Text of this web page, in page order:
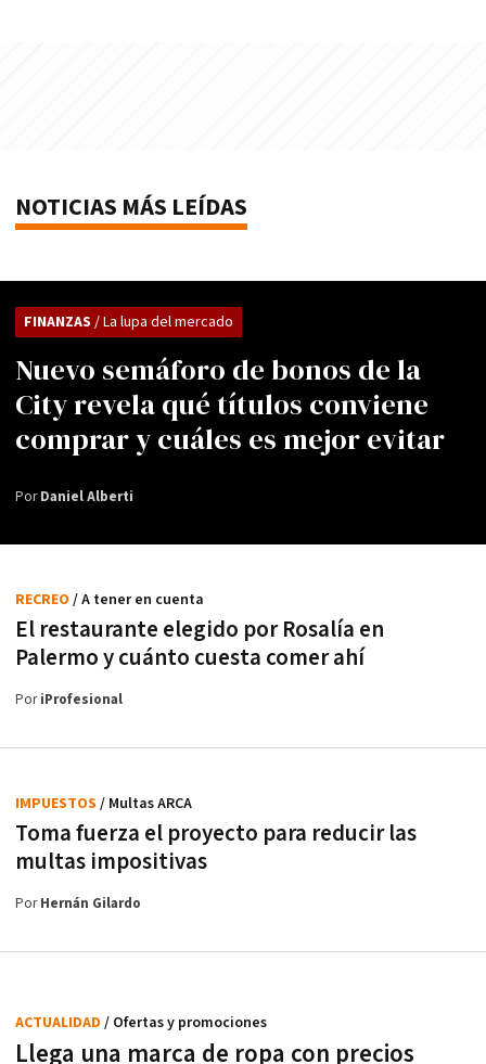
NOTICIAS MÁS LEÍDAS
Nuevo semáforo de bonos de la
City revela qué títulos conviene
comprar y cuáles es mejor evitar
FINANZAS / La lupa del mercado
PorDaniel Alberti
El restaurante elegido por Rosalía en
Palermo y cuánto cuesta comer ahí
RECREO / A tener en cuenta
PoriProfesional
Toma fuerza el proyecto para reducir las
multas impositivas
IMPUESTOS / Multas ARCA
PorHernán Gilardo
Llega una marca de ropa con precios
ACTUALIDAD / Ofertas y promociones